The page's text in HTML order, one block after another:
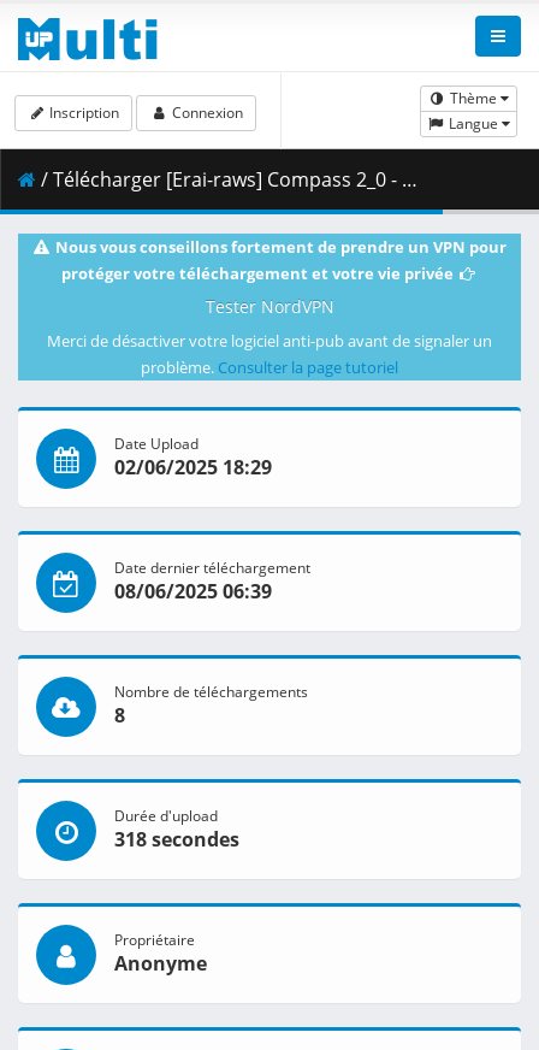
Thème
Langue
Inscription Connexion
/ Télécharger [Erai-raws] Compass 2_0 - Sentou Setsuri Kaiseki System - 09 [1080p CR WEB-DL AVC AAC][MultiSub][F0DEB8EC].mkv.002 ( 458.57 MB )
Nous vous conseillons fortement de prendre un VPN pour
protéger votre téléchargement et votre vie privée
Tester NordVPN
Merci de désactiver votre logiciel anti-pub avant de signaler un
problème. Consulter la page tutoriel
Date Upload
02/06/2025 18:29
Date dernier téléchargement
08/06/2025 06:39
Nombre de téléchargements
8
Durée d'upload
318 secondes
Propriétaire
Anonyme